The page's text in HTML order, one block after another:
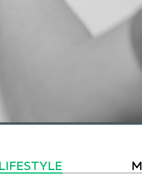
LIFESTYLE